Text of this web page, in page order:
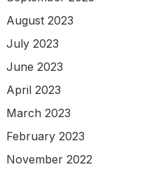
August 2023
July 2023
June 2023
April 2023
March 2023
February 2023
November 2022